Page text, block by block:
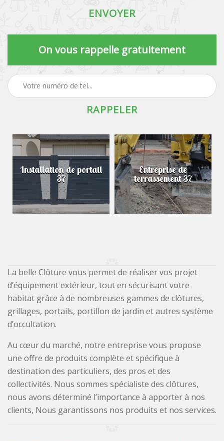
On vous rappelle gratuitement
Installation de portail
37
Entreprise de
terrassement 37
La belle Clôture vous permet de réaliser vos projet
d’équipement extérieur, tout en sécurisant votre
habitat grâce à de nombreuses gammes de clôtures,
grillages, portails, portillon de jardin et autres système
d’occultation.
Au cœur du marché, notre entreprise vous propose
une offre de produits complète et spécifique à
destination des particuliers, des pros et des
collectivités. Nous sommes spécialiste des clôtures,
nous avons déterminé l’importance à apporter à nos
clients, Nous garantissons nos produits et nos services.